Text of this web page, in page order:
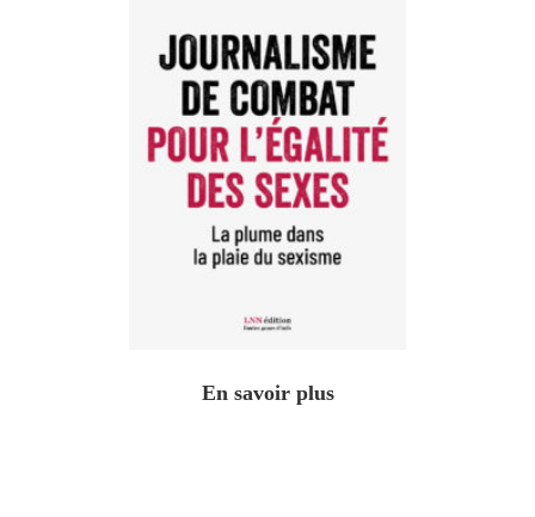
En savoir plus